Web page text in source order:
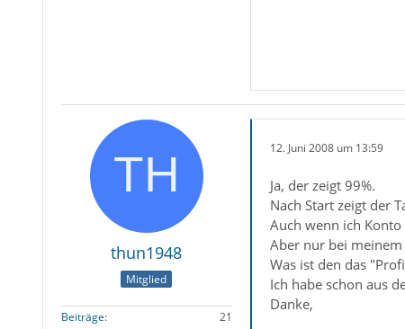
thun1948
Mitglied
Beiträge
21
12. Juni 2008 um 13:59
Ja, der zeigt 99%.
Nach Start zeigt der
Auch wenn ich
Aber nur bei meinem
Was ist den das
Ich habe schon aus
Danke,